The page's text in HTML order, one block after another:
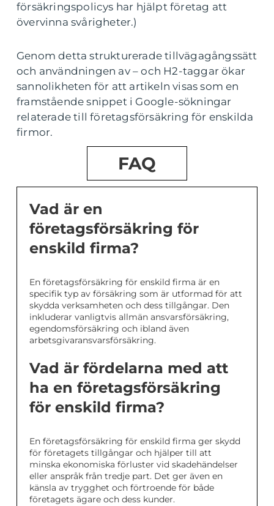
försäkringspolicys har hjälpt företag att
övervinna svårigheter.)
Genom detta strukturerade tillvägagångssätt
och användningen av – och H2-taggar ökar
sannolikheten för att artikeln visas som en
framstående snippet i Google-sökningar
relaterade till företagsförsäkring för enskilda
firmor.
FAQ
Vad är en
företagsförsäkring för
enskild firma?
En företagsförsäkring för enskild firma är en
specifik typ av försäkring som är utformad för att
skydda verksamheten och dess tillgångar. Den
inkluderar vanligtvis allmän ansvarsförsäkring,
egendomsförsäkring och ibland även
arbetsgivaransvarsförsäkring.
Vad är fördelarna med att
ha en företagsförsäkring
för enskild firma?
En företagsförsäkring för enskild firma ger skydd
för företagets tillgångar och hjälper till att
minska ekonomiska förluster vid skadehändelser
eller anspråk från tredje part. Det ger även en
känsla av trygghet och förtroende för både
företagets ägare och dess kunder.